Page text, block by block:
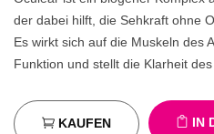
der dabei hilft, die Sehkraft ohne
Es wirkt sich auf die Muskeln des
Funktion und stellt die Klarheit
IN
KAUFEN